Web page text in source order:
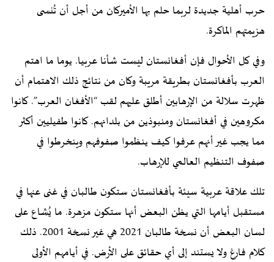
حرب أهلية جديدة لربما حلم بها الأميركان من أجل أن تُنسى
هزيمتهم الماكرة.
وفي كل الأحوال فإن أفغانستان ليست شأنا عربيا. يوما ما اهتم
العرب بأفغانستان بطريقة مريبة وكان من نتائج ذلك الاهتمام أن
ظهرت سلالة من الإرهابين أطلق عليهم لقب “الأفغان العرب”. كانوا
مكروهين في أفغانستان ومنبوذين من بلدانهم. كانوا طفيليين أكثر
مما يجب غير أنهم عرفوا كيف ينظموا صفوفهم وينخرطوا في
صفوف التنظيم العالمي للإرهاب.
تلك علاقة عربية سيئة بأفغانستان ستكون طالبان في غنى عنها في
مستقبل أيامها التي يظن البعض أنها ستكون مزهرة. ما يُشاع على
لسان البعض أن نسخة طالبان 2021 هي غير نسخة 2001. ذلك
كلام فارغ ولا يستند إلى أي حقائق على الأرض. في أيامهم الأولى